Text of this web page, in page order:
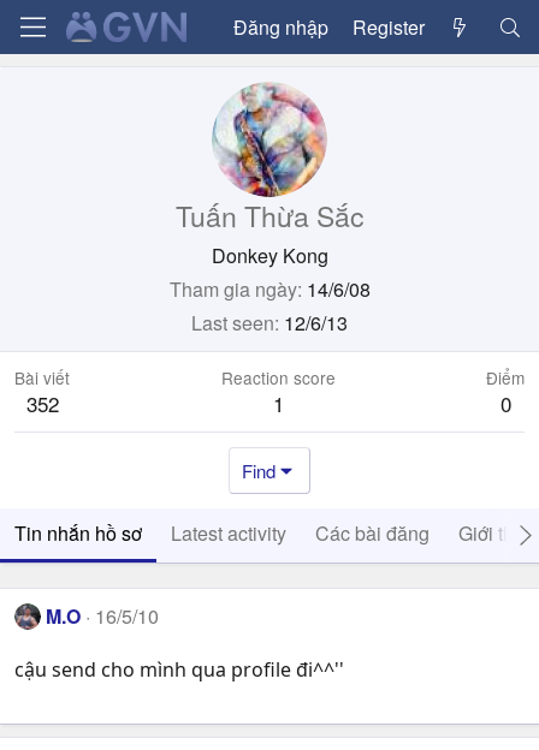
Đăng nhập Register
Tuấn Thừa Sắc
Donkey Kong
Tham gia ngày 14/6/08
Last seen 12/6/13
Bài viết
352
Reaction score
1
Điểm
0
Find
Tin nhắn hồ sơ Latest activity Các bài đăng Giới thiệu
M.O 16/5/10
cậu send cho mình qua profile đi^^''